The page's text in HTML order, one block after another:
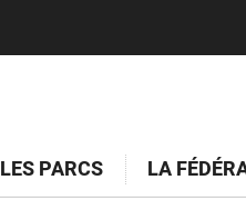
LES PARCS LA